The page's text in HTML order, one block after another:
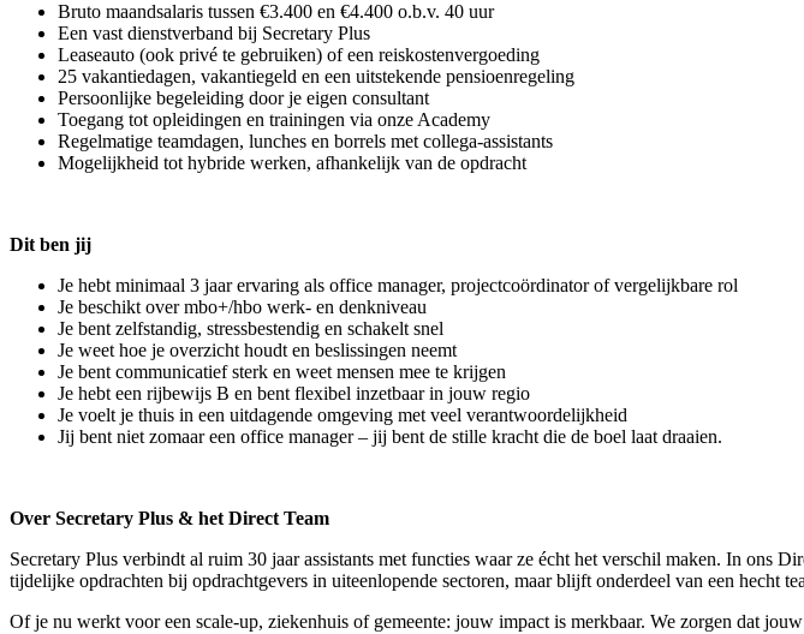
Bruto maandsalaris tussen €3.400 en €4.400 o.b.v. 40 uur
Een vast dienstverband bij Secretary Plus
Leaseauto (ook privé te gebruiken) of een reiskostenvergoeding
25 vakantiedagen, vakantiegeld en een uitstekende pensioenregeling
Persoonlijke begeleiding door je eigen consultant
Toegang tot opleidingen en trainingen via onze Academy
Regelmatige teamdagen, lunches en borrels met collega-assistants
Mogelijkheid tot hybride werken, afhankelijk van de opdracht
Dit ben jij
Je hebt minimaal 3 jaar ervaring als office manager, projectcoördinator of vergelijkbare rol
Je beschikt over mbo+/hbo werk- en denkniveau
Je bent zelfstandig, stressbestendig en schakelt snel
Je weet hoe je overzicht houdt en beslissingen neemt
Je bent communicatief sterk en weet mensen mee te krijgen
Je hebt een rijbewijs B en bent flexibel inzetbaar in jouw regio
Je voelt je thuis in een uitdagende omgeving met veel verantwoordelijkheid
Jij bent niet zomaar een office manager – jij bent de stille kracht die de boel laat draaien.
Over Secretary Plus & het Direct Team
Secretary Plus verbindt al ruim 30 jaar assistants met functies waar ze écht het verschil maken. In
tijdelijke opdrachten bij opdrachtgevers in uiteenlopende sectoren, maar blijft onderdeel van een hecht
Of je nu werkt voor een scale-up, ziekenhuis of gemeente: jouw impact is merkbaar. We zorgen dat